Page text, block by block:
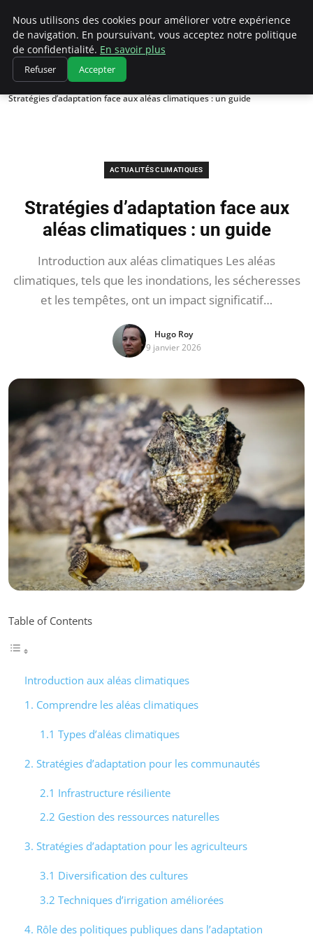
Climatedebtagents
Accueil
Actualités Climatiques
Stratégies d’adaptation face aux aléas climatiques : un guide
ACTUALITÉS CLIMATIQUES
Stratégies d’adaptation face aux
aléas climatiques : un guide
Introduction aux aléas climatiques Les aléas
climatiques, tels que les inondations, les sécheresses
et les tempêtes, ont un impact significatif…
Hugo Roy
9 janvier 2026
Table of Contents
Introduction aux aléas climatiques
1. Comprendre les aléas climatiques
1.1 Types d’aléas climatiques
2. Stratégies d’adaptation pour les communautés
2.1 Infrastructure résiliente
2.2 Gestion des ressources naturelles
3. Stratégies d’adaptation pour les agriculteurs
3.1 Diversification des cultures
3.2 Techniques d’irrigation améliorées
4. Rôle des politiques publiques dans l’adaptation
Nous utilisons des cookies pour améliorer votre expérience
de navigation. En poursuivant, vous acceptez notre politique
de confidentialité. En savoir plus
Refuser Accepter